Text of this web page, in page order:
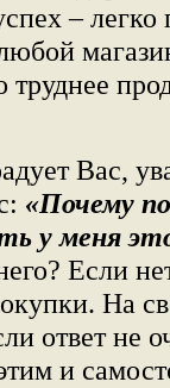
– легко
труднее
Вас,
«Почему
у меня
Если
На
ответ не
и